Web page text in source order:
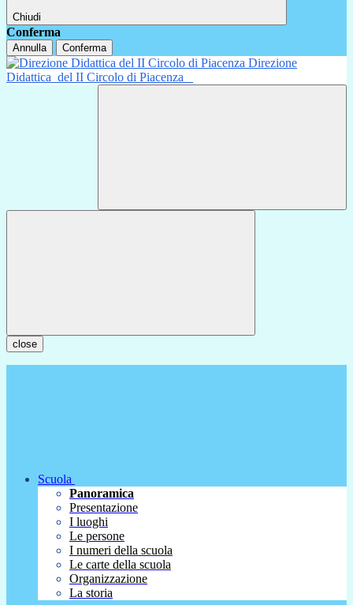
Chiudi
Conferma
Annulla Conferma
Direzione
Didattica del II Circolo di Piacenza
close
Scuola
Panoramica
Presentazione
I luoghi
Le persone
I numeri della scuola
Le carte della scuola
Organizzazione
La storia